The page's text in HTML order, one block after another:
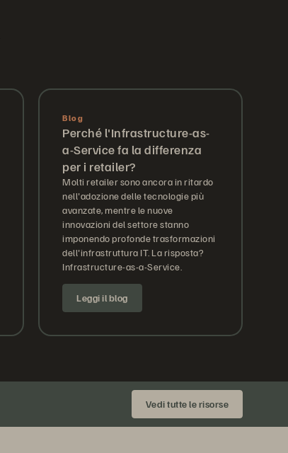
Blog
Perché l'Infrastructure-as-
a-Service fa la differenza
per i retailer?
Molti retailer sono ancora in ritardo
nell'adozione delle tecnologie più
avanzate, mentre le nuove
innovazioni del settore stanno
imponendo profonde trasformazioni
dell'infrastruttura IT. La risposta?
Infrastructure-as-a-Service.
Leggi il blog
Vedi tutte le risorse